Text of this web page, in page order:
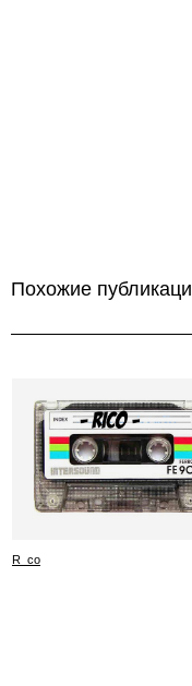
Похожие
R_co